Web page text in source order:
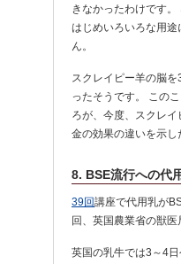
きなかったわけです
はじめいろいろな用
ん。
スクレイピー羊の脳
ったそうです。 この
ろが、今度、スクレ
金の効果の違いを示
8. BSE流行への代
39回講座で代用乳が
回、英国農業省の獣
英国の乳牛では3～4